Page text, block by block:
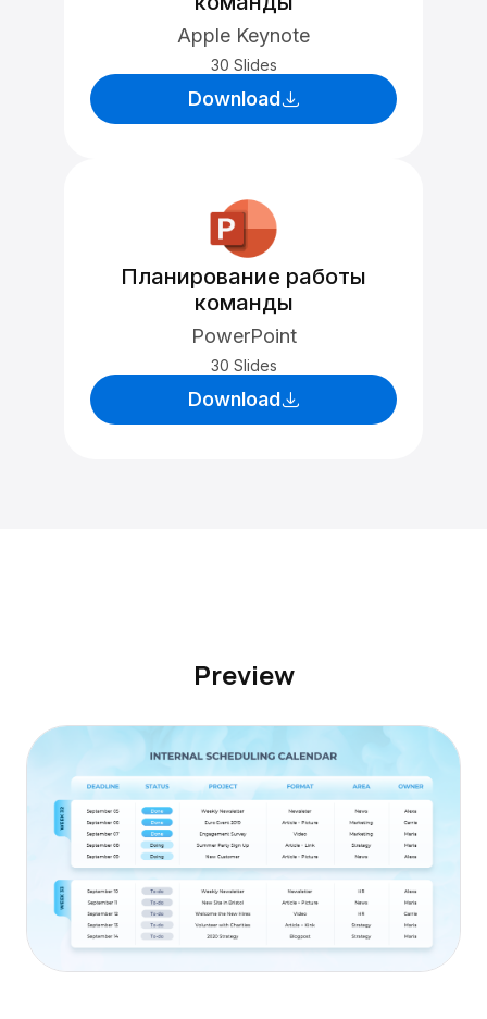
Apple Keynote
30 Slides
Download
Планирование работы
команды
PowerPoint
30 Slides
Download
Preview